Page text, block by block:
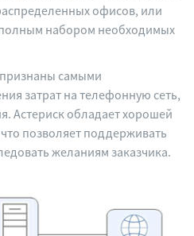
офисов, или
набором необходимых
самыми
затрат на телефонную сеть,
Астериск обладает хорошей
позволяет поддерживать
желаниям заказчика.